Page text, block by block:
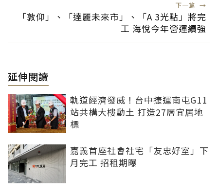
下一篇 →
「敦仰」、「達麗未來市」、「A 3光點」將完
工 海悅今年營運續強
延伸閱讀
軌道經濟發威！台中捷運南屯G11
站共構大樓動土 打造27層宜居地
標
嘉義首座社會社宅「友忠好室」下
月完工 招租期曝